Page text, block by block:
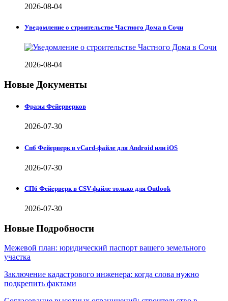
2026-08-04
Уведомление о строительстве Частного Дома в Сочи
2026-08-04
Новые Документы
Фразы Фейерверков
2026-07-30
Спб Фейерверк в vCard-файле для Android или iOS
2026-07-30
СПб Фейерверк в CSV-файле только для Outlook
2026-07-30
Новые Подробности
Межевой план: юридический паспорт вашего земельного
участка
Заключение кадастрового инженера: когда слова нужно
подкрепить фактами